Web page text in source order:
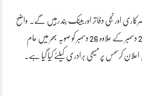
سرکاری اور نجی دفاتر اور بینک بند رہیں گے۔ واضح
رہے سندھ حکومت نے 25 دسمبر کے علاوہ 26 دسمبر کو صوبہ بھر میں عام
کرسمس پر مسیحی برادری کیلئے کیا گیا ہے۔